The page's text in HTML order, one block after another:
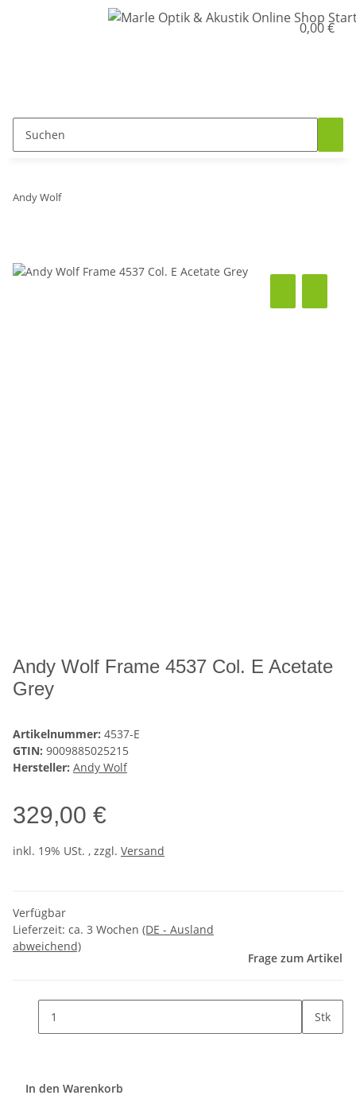
0,00 €
Andy Wolf
Andy Wolf Frame 4537 Col. E Acetate
Grey
Artikelnummer: 4537-E
GTIN: 9009885025215
Hersteller: Andy Wolf
329,00 €
inkl. 19% USt. , zzgl. Versand
Verfügbar
Lieferzeit: ca. 3 Wochen (DE - Ausland
abweichend)
Frage zum Artikel
Stk
In den Warenkorb